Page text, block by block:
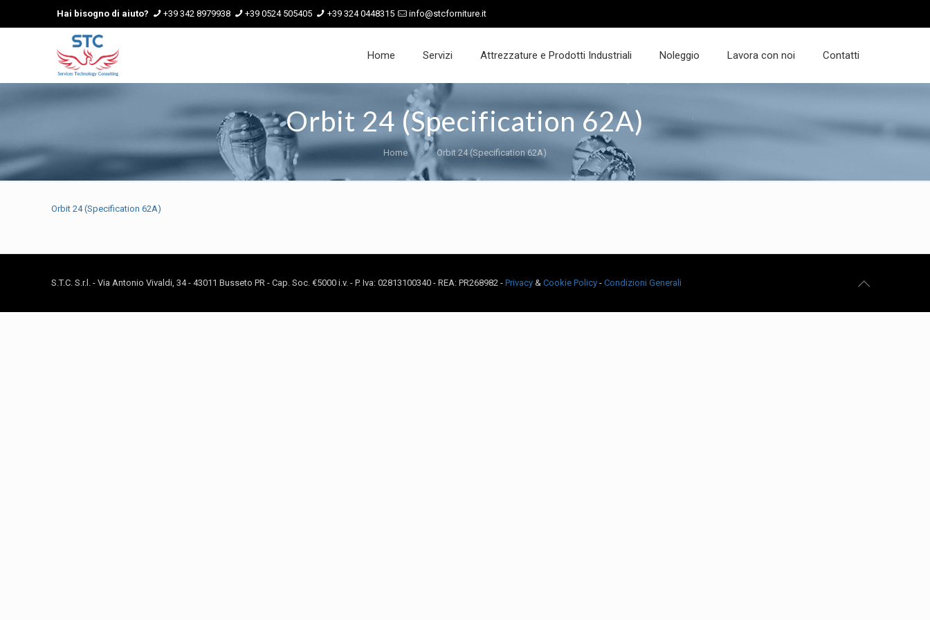
Hai bisogno di aiuto? +39 342 8979938 +39 0524 505405 +39 324 0448315 info@stcforniture.it
Home Servizi Attrezzature e Prodotti Industriali Noleggio Lavora con noi Contatti
Orbit 24 (Specification 62A)
Home Orbit 24 (Specification 62A)
Orbit 24 (Specification 62A)
S.T.C. S.r.l. - Via Antonio Vivaldi, 34 - 43011 Busseto PR - Cap. Soc. €5000 i.v. - P. Iva: 02813100340 - REA: PR268982 -Privacy &Cookie Policy -Condizioni Generali